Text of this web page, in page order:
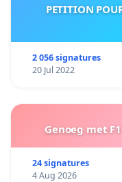
PETITION
2 056 signatures
20 Jul 2022
Genoeg met
24 signatures
4 Aug 2026